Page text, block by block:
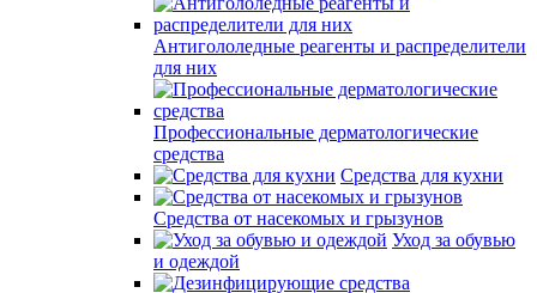
Антигололедные реагенты и распределители
для них
Профессиональные дерматологические
средства
Средства для кухни
Средства от насекомых и грызунов
Уход за обувью
и одеждой